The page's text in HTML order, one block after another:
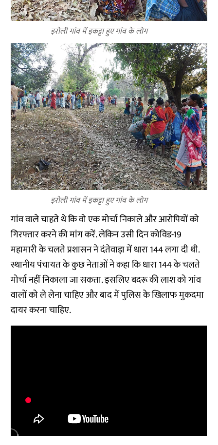
इरोली गांव में इकट्टा हुए गांव के लोग
इरोली गांव में इकट्टा हुए गांव के लोग
गांव वाले चाहते थे कि वो एक मोर्चा निकाले और आरोपियों को
गिरफ्तार करने की मांग करें. लेकिन उसी दिन कोविड-19
महामारी के चलते प्रशासन ने दंतेवाड़ा में धारा 144 लगा दी थी.
स्थानीय पंचायत के कुछ नेताओं ने कहा कि धारा 144 के चलते
मोर्चा नहीं निकाला जा सकता. इसलिए बदरू की लाश को गांव
वालों को ले लेना चाहिए और बाद में पुलिस के खिलाफ मुकदमा
दायर करना चाहिए.